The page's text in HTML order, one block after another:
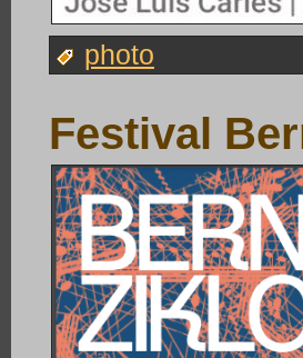
photo
Festival